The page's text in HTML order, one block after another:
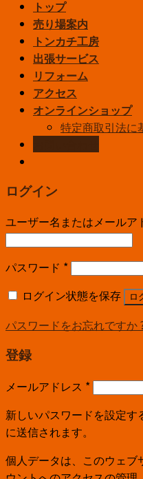
トップ
売り場案内
トンカチ工房
出張サービス
リフォーム
アクセス
オンラインショップ
特定商取引法に
ログイン
ユーザー名またはメールア
パスワード *
ログイン状態を保存
ロ
パスワードをお忘れですか
登録
メールアドレス *
新しいパスワードを設定
に送信されます。
個人データは、このウェブ